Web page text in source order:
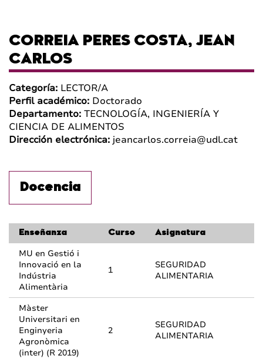
CORREIA PERES COSTA, JEAN
CARLOS
Categoría: LECTOR/A
Perfil académico: Doctorado
Departamento: TECNOLOGÍA, INGENIERÍA Y
CIENCIA DE ALIMENTOS
Dirección electrónica: jeancarlos.correia@udl.cat
Docencia
Enseñanza Curso Asignatura
MU en Gestió i
Innovació en la
Indústria
Alimentària
1
SEGURIDAD
ALIMENTARIA
Màster
Universitari en
Enginyeria
Agronòmica
(inter) (R 2019)
2
SEGURIDAD
ALIMENTARIA